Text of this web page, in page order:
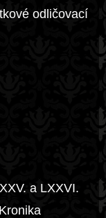
odličovací
a LXXVI.